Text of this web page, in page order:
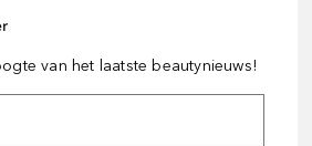
van het laatste beautynieuws!